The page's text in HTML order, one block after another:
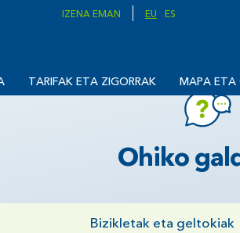
TARIFAK ETA ZIGORRAK MAPA ETA
IZENA EMAN EU ES
Ohiko
Bizikletak eta geltokiak